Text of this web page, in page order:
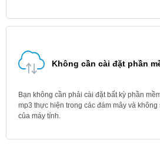
Không cần cài đặt phần
Bạn không cần phải cài đặt bất kỳ phần
mp3 thực hiện trong các đám mây và
của máy tính.